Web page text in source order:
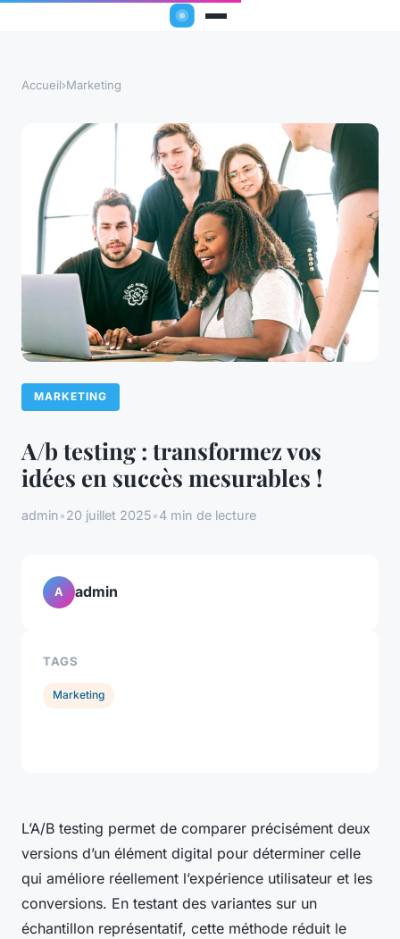
Accueil›Marketing
MARKETING
A/b testing : transformez vos
idées en succès mesurables !
admin•20 juillet 2025•4 min de lecture
L’A/B testing permet de comparer précisément deux
versions d’un élément digital pour déterminer celle
qui améliore réellement l’expérience utilisateur et les
conversions. En testant des variantes sur un
échantillon représentatif, cette méthode réduit le
A admin
TAGS
Marketing